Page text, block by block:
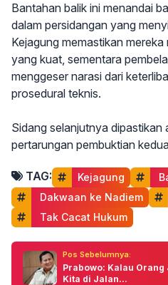
Bantahan balik ini menandai
dalam persidangan yang
Kejagung memastikan
yang kuat, sementara
menggeser narasi dari
prosedural teknis.
Sidang selanjutnya dipastikan
pertarungan pembuktian
TAG: Kejagung
Dakwaan ke Nadiem
Tak Cacat Hukum
Pos Sebelumnya:
Prabowo: Kalau
Kita di Jalan...